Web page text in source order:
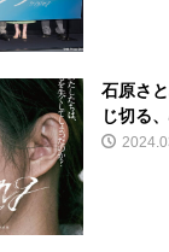
石原さ
じ切る